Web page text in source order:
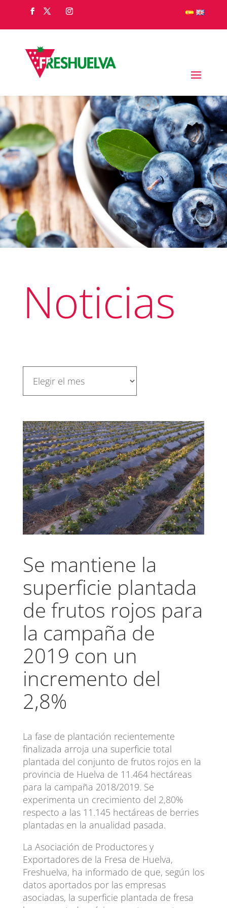
Noticias
Se mantiene la
superficie plantada
de frutos rojos para
la campaña de
2019 con un
incremento del
2,8%
La fase de plantación recientemente
finalizada arroja una superficie total
plantada del conjunto de frutos rojos en la
provincia de Huelva de 11.464 hectáreas
para la campaña 2018/2019. Se
experimenta un crecimiento del 2,80%
respecto a las 11.145 hectáreas de berries
plantadas en la anualidad pasada.
La Asociación de Productores y
Exportadores de la Fresa de Huelva,
Freshuelva, ha informado de que, según los
datos aportados por las empresas
asociadas, la superficie plantada de fresa